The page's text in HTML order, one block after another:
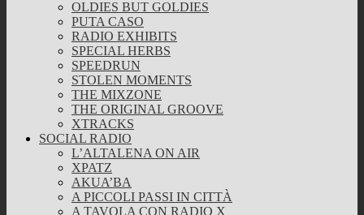
OLDIES BUT GOLDIES
PUTA CASO
RADIO EXHIBITS
SPECIAL HERBS
SPEEDRUN
STOLEN MOMENTS
THE MIXZONE
THE ORIGINAL GROOVE
XTRACKS
SOCIAL RADIO
L’ALTALENA ON AIR
XPATZ
AKUA’BA
A PICCOLI PASSI IN CITTÀ
A TAVOLA CON RADIO X